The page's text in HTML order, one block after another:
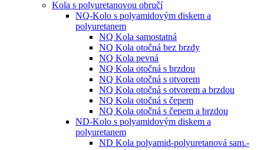
Kola s polyuretanovou obručí
NQ-Kolo s polyamidovým diskem a
polyuretanem
NQ Kola samostatná
NQ Kola otočná bez brzdy
NQ Kola pevná
NQ Kola otočná s brzdou
NQ Kola otočná s otvorem
NQ Kola otočná s otvorem a brzdou
NQ Kola otočná s čepem
NQ Kola otočná s čepem a brzdou
ND-Kolo s polyamidovým diskem a
polyuretanem
ND Kola polyamid-polyuretanová sam.-